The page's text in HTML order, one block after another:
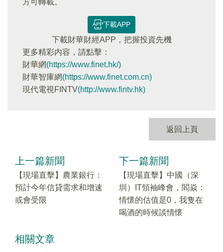
方可轉載。
下載APP
下載財華財經APP，把握投資先機
更多精彩内容，請點擊：
財華網(https://www.finet.hk/)
財華智庫網(https://www.finet.com.cn)
現代電視FINTV(http://www.fintv.hk)
返回上頁
上一篇新聞
【現場直擊】農業銀行：
預計今年信貸需求和增速
或會受限
下一篇新聞
【現場直擊】中國（深
圳）IT領袖峰會，閻焱：
情懷的估值是0，我隻在
喝酒的時候談情懷
相關文章